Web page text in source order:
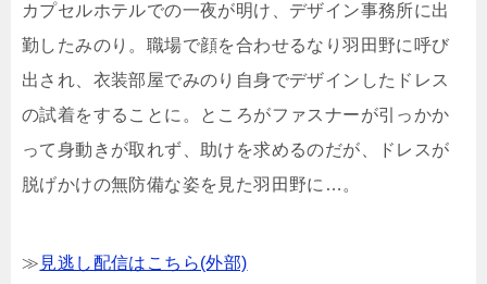
カプセルホテルでの一夜が明け、デザイン事務所に出
勤したみのり。職場で顔を合わせるなり羽田野に呼び
出され、衣装部屋でみのり自身でデザインしたドレス
の試着をすることに。ところがファスナーが引っかか
って身動きが取れず、助けを求めるのだが、ドレスが
脱げかけの無防備な姿を見た羽田野に…。
≫ 見逃し配信はこちら(外部)